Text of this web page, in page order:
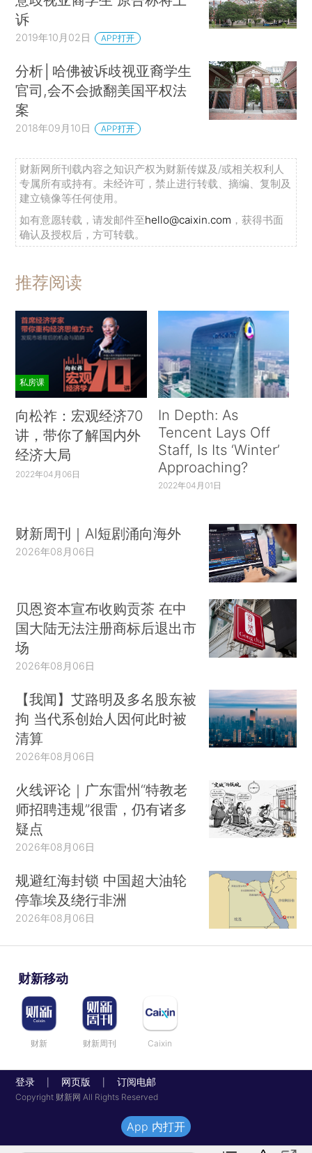
诉
2019年10月02日 APP打开
分析│哈佛被诉歧视亚裔学生
官司,会不会掀翻美国平权法
案
2018年09月10日 APP打开
财新网所刊载内容之知识产权为财新传媒及/或相关权利人
专属所有或持有。未经许可，禁止进行转载、摘编、复制及
建立镜像等任何使用。
如有意愿转载，请发邮件至hello@caixin.com ，获得书面
确认及授权后，方可转载。
推荐阅读
私房课
向松祚：宏观经济70
讲，带你了解国内外
经济大局
2022年04月06日
In Depth: As
Tencent Lays Off
Staff, Is Its ‘Winter’
Approaching?
2022年04月01日
财新周刊｜AI短剧涌向海外
2026年08月06日
贝恩资本宣布收购贡茶 在中
国大陆无法注册商标后退出市
场
2026年08月06日
【我闻】艾路明及多名股东被
拘 当代系创始人因何此时被
清算
2026年08月06日
火线评论｜广东雷州“特教老
师招聘违规”很雷，仍有诸多
疑点
2026年08月06日
规避红海封锁 中国超大油轮
停靠埃及绕行非洲
2026年08月06日
财新移动
财新 财新周刊 Caixin
登录 网页版 订阅电邮
Copyright 财新网 All Rights Reserved
App 内打开